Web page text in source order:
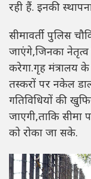
रही हैं. इनकी
सीमावर्ती पुलिस
जाएंगे,जिनका नेतृत्व
करेगा.गृह मंत्रालय
तस्करों पर नकेल
गतिविधियों की
जाएगी,ताकि सीमा
को रोका जा सके.